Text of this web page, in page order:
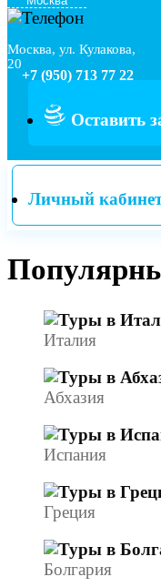
Москва, ул. Кулакова,
20
+7 (950) 713 77 22
Оставить
Личный
Италия
Абхазия
Испания
Греция
Болгария